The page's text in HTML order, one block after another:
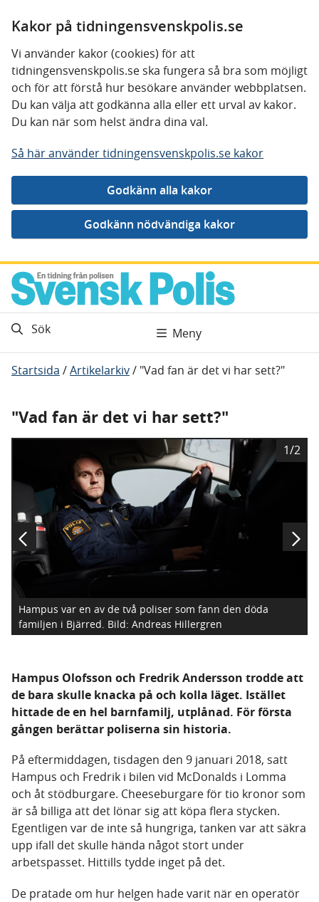
Kakor på tidningensvenskpolis.se
Vi använder kakor (cookies) för att
tidningensvenskpolis.se ska fungera så bra som möjligt
och för att förstå hur besökare använder webbplatsen.
Du kan välja att godkänna alla eller ett urval av kakor.
Du kan när som helst ändra dina val.
Så här använder tidningensvenskpolis.se kakor
Gå direkt till innehåll
Sök Meny
Startsida /Artikelarkiv/ "Vad fan är det vi har sett?"
"Vad fan är det vi har sett?"
B
i
1/2
Hampus var en av de två poliser som fann den döda
familjen i Bjärred. Bild: Andreas Hillergren
Hampus Olofsson och Fredrik Andersson trodde att
de bara skulle knacka på och kolla läget. Istället
hittade de en hel barnfamilj, utplånad. För första
gången berättar poliserna sin historia.
På eftermiddagen, tisdagen den 9 januari 2018, satt
Hampus och Fredrik i bilen vid McDonalds i Lomma
och åt stödburgare. Cheeseburgare för tio kronor som
är så billiga att det lönar sig att köpa flera stycken.
Egentligen var de inte så hungriga, tanken var att säkra
upp ifall det skulle hända något stort under
arbetspasset. Hittills tydde inget på det.
De pratade om hur helgen hade varit när en operatör